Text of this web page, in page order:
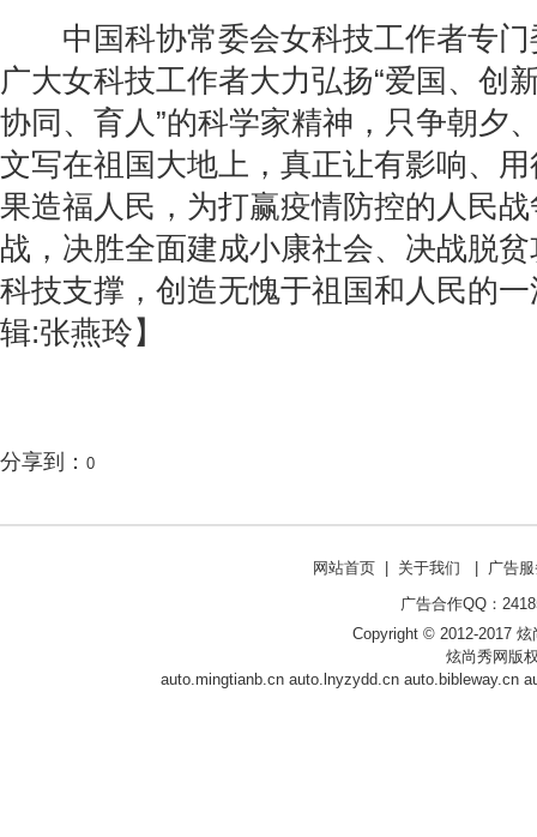
中国科协常委会女科技工作者专门
广大女科技工作者大力弘扬“爱国、创
协同、育人”的科学家精神，只争朝夕
文写在祖国大地上，真正让有影响、
果造福人民，为打赢疫情防控的人民
战，决胜全面建成小康社会、决战脱
科技支撑，创造无愧于祖国和人民的
辑:张燕玲】
分享到： 0
网站首页 关于我们
广告
广告合作QQ：
Copyright © 2012-2017
炫尚秀网版
auto.mingtianb.cn auto.lnyzydd.cn auto.bibleway.cn